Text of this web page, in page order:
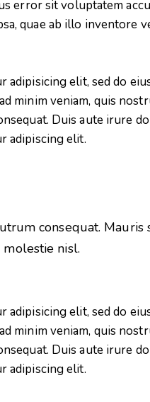
error sit voluptatem
quae ab illo inventore
adipisicing elit, sed do
minim veniam, quis
Duis aute irure
adipiscing elit.
consequat.
nisl.
adipisicing elit, sed do
minim veniam, quis
Duis aute irure
adipiscing elit.